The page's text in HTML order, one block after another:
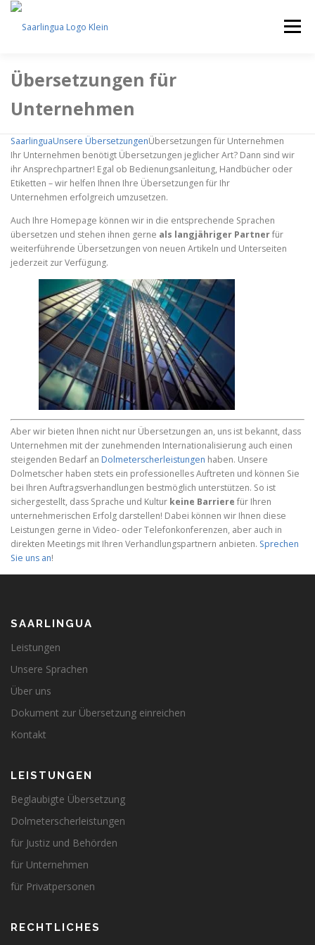
Zum Inhalt springen
Menü
HOTLINE: +49 6881 / 967 010-0
Übersetzungen für
Unternehmen
SaarlinguaUnsere ÜbersetzungenÜbersetzungen für Unternehmen
Ihr Unternehmen benötigt Übersetzungen jeglicher Art? Dann sind wir
ihr Ansprechpartner! Egal ob Bedienungsanleitung, Handbücher oder
Etiketten – wir helfen Ihnen Ihre Übersetzungen für Ihr
Unternehmen erfolgreich umzusetzen.
Auch Ihre Homepage können wir in die entsprechende Sprachen
übersetzen und stehen ihnen gerne als langjähriger Partnerfür
weiterführende Übersetzungen von neuen Artikeln und Unterseiten
jederzeit zur Verfügung.
Aber wir bieten Ihnen nicht nur Übersetzungen an, uns ist bekannt, dass
Unternehmen mit der zunehmenden Internationalisierung auch einen
steigenden Bedarf an Dolmeterscherleistungen haben. Unsere
Dolmetscher haben stets ein professionelles Auftreten und können Sie
bei Ihren Auftragsverhandlungen bestmöglich unterstützen. So ist
sichergestellt, dass Sprache und Kultur keine Barriere für Ihren
unternehmerischen Erfolg darstellen! Dabei können wir Ihnen diese
Leistungen gerne in Video- oder Telefonkonferenzen, aber auch in
direkten Meetings mit Ihren Verhandlungspartnern anbieten. Sprechen
Sie uns an!
SAARLINGUA
Leistungen
Unsere Sprachen
Über uns
Dokument zur Übersetzung einreichen
Kontakt
LEISTUNGEN
Beglaubigte Übersetzung
Dolmeterscherleistungen
für Justiz und Behörden
für Unternehmen
für Privatpersonen
RECHTLICHES